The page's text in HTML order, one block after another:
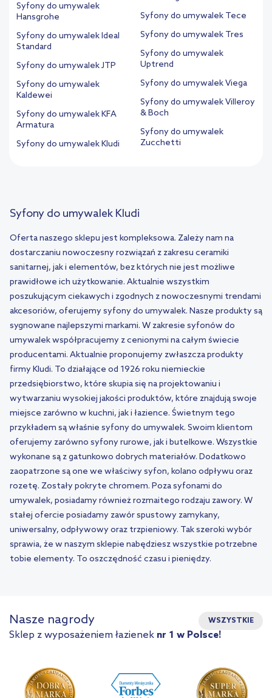
Syfony do umywalek
Hansgrohe
Syfony do umywalek Ideal
Standard
Syfony do umywalek JTP
Syfony do umywalek
Kaldewei
Syfony do umywalek KFA
Armatura
Syfony do umywalek Kludi
Syfony do umywalek Tece
Syfony do umywalek Tres
Syfony do umywalek
Uptrend
Syfony do umywalek Viega
Syfony do umywalek Villeroy
& Boch
Syfony do umywalek
Zucchetti
Syfony do umywalek Kludi
Oferta naszego sklepu jest kompleksowa. Zależy nam na
dostarczaniu nowoczesny rozwiązań z zakresu ceramiki
sanitarnej, jak i elementów, bez których nie jest możliwe
prawidłowe ich użytkowanie. Aktualnie wszystkim
poszukującym ciekawych i zgodnych z nowoczesnymi trendami
akcesoriów, oferujemy syfony do umywalek. Nasze produkty są
sygnowane najlepszymi markami. W zakresie syfonów do
umywalek współpracujemy z cenionymi na całym świecie
producentami. Aktualnie proponujemy zwłaszcza produkty
firmy Kludi. To działające od 1926 roku niemieckie
przedsiębiorstwo, które skupia się na projektowaniu i
wytwarzaniu wysokiej jakości produktów, które znajdują swoje
miejsce zarówno w kuchni, jak i łazience. Świetnym tego
przykładem są właśnie syfony do umywalek. Swoim klientom
oferujemy zarówno syfony rurowe, jak i butelkowe. Wszystkie
wykonane są z gatunkowo dobrych materiałów. Dodatkowo
zaopatrzone są one we właściwy syfon, kolano odpływu oraz
rozetę. Zostały pokryte chromem. Poza syfonami do
umywalek, posiadamy również rozmaitego rodzaju zawory. W
stałej ofercie posiadamy zawór spustowy zamykany,
uniwersalny, odpływowy oraz trzpieniowy. Tak szeroki wybór
sprawia, że w naszym sklepie nabędziesz wszystkie potrzebne
tobie elementy. To oszczędność czasu i pieniędzy.
Nasze nagrody WSZYSTKIE
Sklep z wyposażeniem łazienek nr 1 w Polsce!